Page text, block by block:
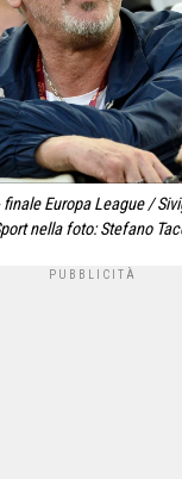
Europa League /
nella foto: Stefano